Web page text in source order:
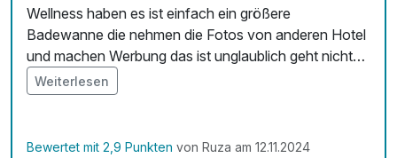
Wellness haben es ist einfach ein größere
Badewanne die nehmen die Fotos von anderen Hotel
und machen Werbung das ist unglaublich geht nicht
aber sie meinten das ist ja kein Problem weil es eine
Therme gibt und die ist 1 Kilometer weit und da muss
ein Reinfall …!!!!!!!!!!!!!
Weiterlesen
Bewertet mit 2,9 Punkten von Ruza am 12.11.2024